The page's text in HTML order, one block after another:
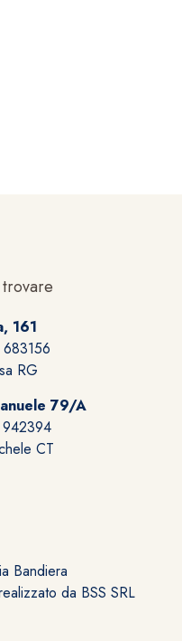
161
RG
79/A
CT
Bandiera
da BSS SRL